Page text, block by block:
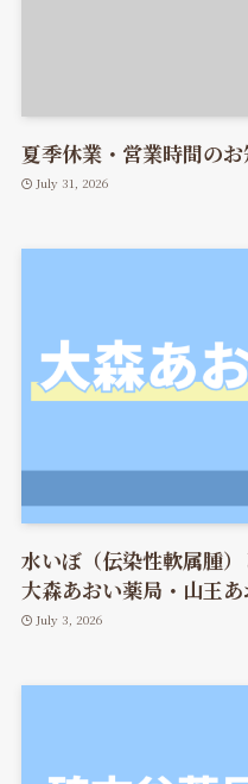
夏季休業・営業時間の
July 31, 2026
水いぼ（伝染性軟属腫
大森あおい薬局・山王
July 3, 2026